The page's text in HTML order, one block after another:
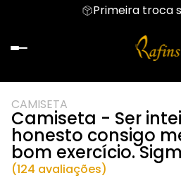
Primeira troca
CAMISETA
Camiseta - Ser
honesto consigo
bom exercício.
(124 avaliações)